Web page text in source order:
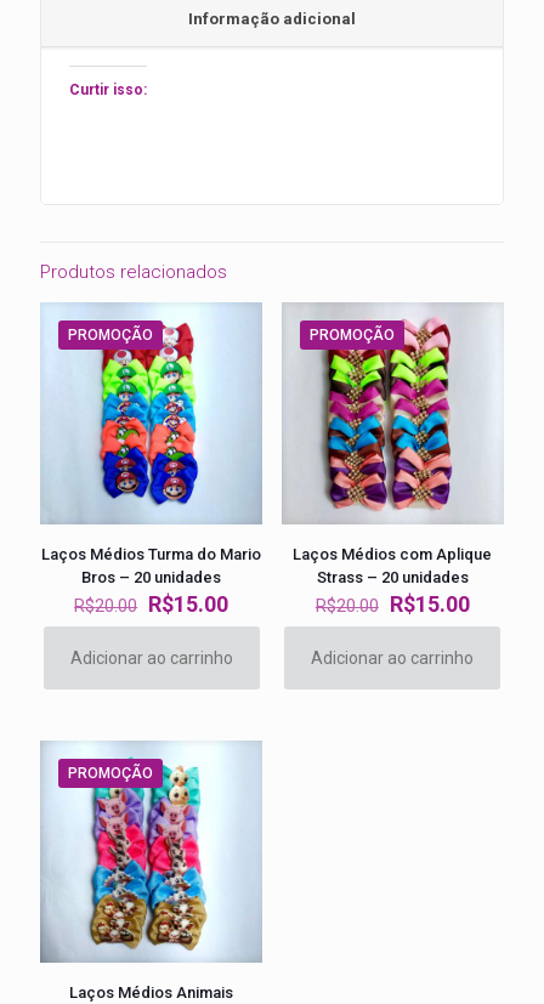
Informação adicional
Curtir isso:
Produtos relacionados
PROMOÇÃO
Laços Médios Turma do Mario
Bros – 20 unidades
R$20.00 O
preço
original
era:
R$20.00.
R$15.00O
preço
atual
é:
R$15.00.
Adicionar ao carrinho
PROMOÇÃO
Laços Médios com Aplique
Strass – 20 unidades
R$20.00 O
preço
original
era:
R$20.00.
R$15.00O
preço
atual
é:
Adicionar ao carrinho
PROMOÇÃO
Laços Médios Animais